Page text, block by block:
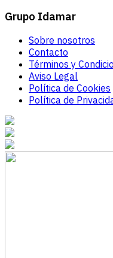
Grupo Idamar
Sobre nosotros
Contacto
Términos y
Aviso Legal
Política de Cookies
Política de